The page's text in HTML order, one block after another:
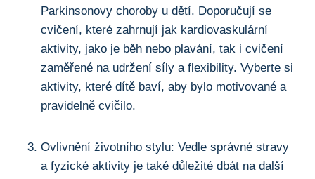
‍Parkinsonovy⁢ choroby u ‌dětí. Doporučují‍ se
⁤cvičení, které zahrnují jak kardiovaskulární
aktivity, ​jako je ⁣běh nebo plavání, tak i‌ cvičení
zaměřené na udržení síly⁣ a flexibility. ⁤Vyberte si
aktivity,⁢ které dítě baví, aby bylo motivované a
pravidelně cvičilo.
Ovlivnění životního stylu: Vedle správné stravy
a fyzické aktivity je také důležité dbát na další